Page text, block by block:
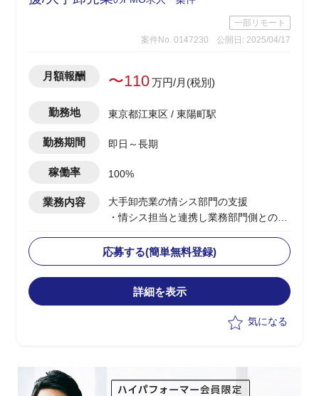
一部リモート
案件No. 0147230
公開日: 2025/04/17
月額報酬 〜110万円/月(税別)
勤務地 東京都江東区 / 東陽町駅
勤務期間 即日～長期
稼働率 100%
業務内容
大手卸売業の情シス部門の支援
・情シス担当と連携し業務部門側との調
・開発ベンダー側への要件説明、QA対
応
・進捗管理
応募する(簡単無料登録)
詳細を表示
気になる